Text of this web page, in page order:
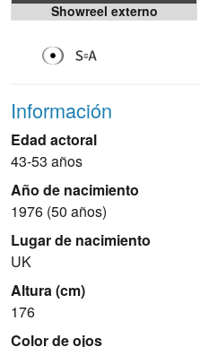
Showreel externo
Información
Edad actoral
43-53 años
Año de nacimiento
1976 (50 años)
Lugar de nacimiento
UK
Altura (cm)
176
Color de ojos